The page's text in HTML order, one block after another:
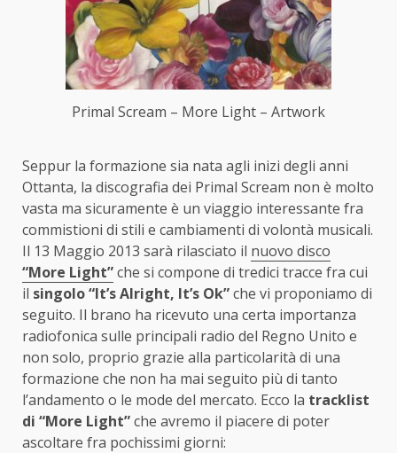
Primal Scream – More Light – Artwork
Seppur la formazione sia nata agli inizi degli anni
Ottanta, la discografia dei Primal Scream non è molto
vasta ma sicuramente è un viaggio interessante fra
commistioni di stili e cambiamenti di volontà musicali.
Il 13 Maggio 2013 sarà rilasciato il nuovo disco
“More Light”che si compone di tredici tracce fra cui
il singolo “It’s Alright, It’s Ok”che vi proponiamo di
seguito. Il brano ha ricevuto una certa importanza
radiofonica sulle principali radio del Regno Unito e
non solo, proprio grazie alla particolarità di una
formazione che non ha mai seguito più di tanto
l’andamento o le mode del mercato. Ecco la tracklist
di “More Light”che avremo il piacere di poter
ascoltare fra pochissimi giorni: